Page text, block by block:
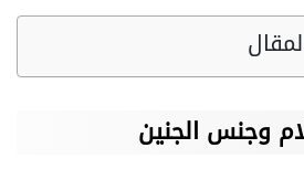
وجنس الجنين